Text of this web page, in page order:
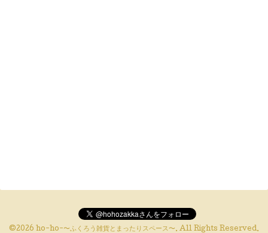
©2026 ho-ho-〜ふくろう雑貨とまったりスペース〜. All Rights Reserved.